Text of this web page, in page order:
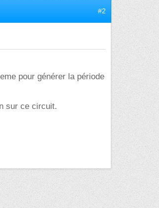
#2
pour générer la période
sur ce circuit.